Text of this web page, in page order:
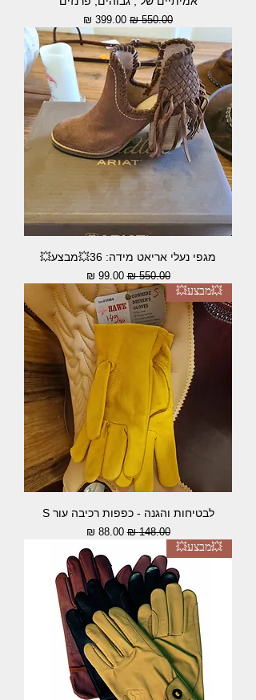
מחיר רגיל מחיר מבצע
מגפי נעלי אריאט מידה: 36💥מבצע💥
מחיר רגיל‏550.00 ‏₪ מחיר מבצע‏99.00 ‏₪
💥מבצע💥
לבטיחות והגנה - כפפות רכיבה עור S
מחיר רגיל‏148.00 ‏₪ מחיר מבצע‏88.00 ‏₪
💥מבצע💥